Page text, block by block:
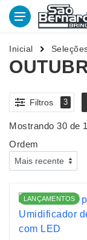
Inicial
Filtros 3
Mostrando 30 de
Ordem
LANÇAMENTOS